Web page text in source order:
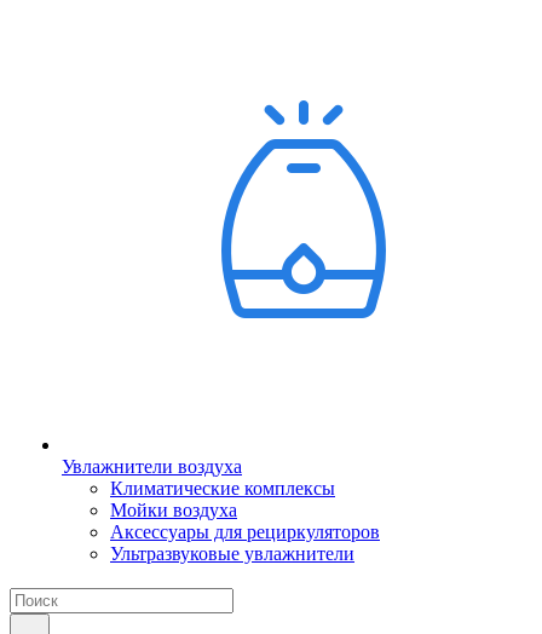
Увлажнители воздуха
Климатические комплексы
Мойки воздуха
Аксессуары для рециркуляторов
Ультразвуковые увлажнители